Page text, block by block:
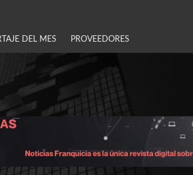
DEL MES PROVEEDORES